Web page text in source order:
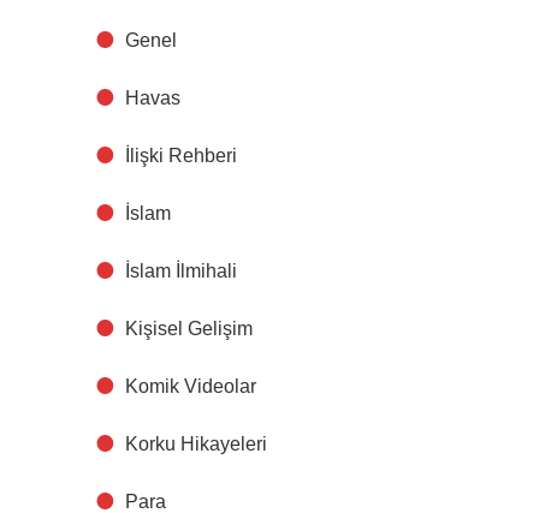
Genel
Havas
İlişki Rehberi
İslam
İslam İlmihali
Kişisel Gelişim
Komik Videolar
Korku Hikayeleri
Para